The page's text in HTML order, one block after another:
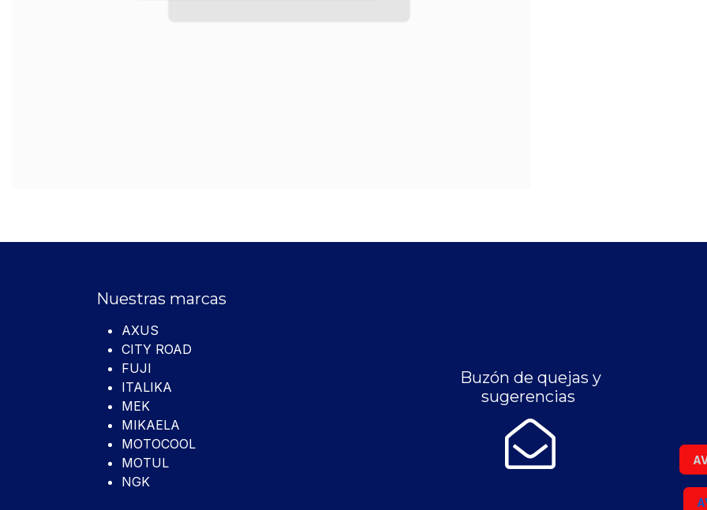
Nuestras marcas
AXUS
CITY ROAD
FUJI
ITALIKA
MEK
MIKAELA
MOTOCOOL
MOTUL
NGK
Buzón de quejas y
sugerencias